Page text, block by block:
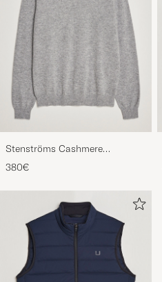
Stenströms Cashmere
Crewneck Grey
380€